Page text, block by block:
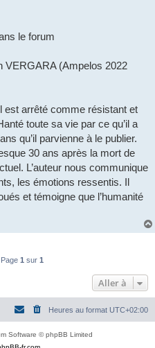
le forum
VERGARA (Ampelos 2022
est arrêté comme résistant et
toute sa vie par ce qu’il a
qu’il parvienne à le publier.
30 ans après la mort de
L’auteur nous communique
les émotions ressentis. Il
et témoigne que l’humanité
1 sur 1
Aller à
Heures au format UTC+02:00
Software © phpBB Limited